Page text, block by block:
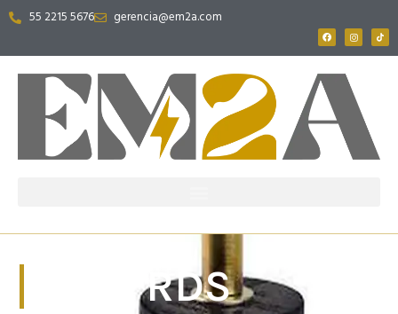
55 2215 5676 gerencia@em2a.com
PRBT RDS